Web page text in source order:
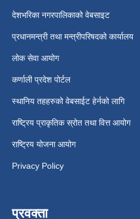
देशभरिका नगरपालिकाको वेबसाइट
प्रधानमन्त्री तथा मन्त्रीपरिषदको कार्यालय
लोक सेवा आयोग
कर्णाली प्रदेश पोर्टल
स्थानिय तहहरुको वेबसाईट हेर्नको लागि
राष्ट्रिय प्राकृतिक स्रोत तथा वित्त आयोग
राष्ट्रिय योजना आयोग
Privacy Policy
प्रवक्ता